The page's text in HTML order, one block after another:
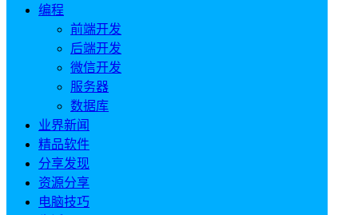
编程
前端开发
后端开发
微信开发
服务器
数据库
业界新闻
精品软件
分享发现
资源分享
电脑技巧